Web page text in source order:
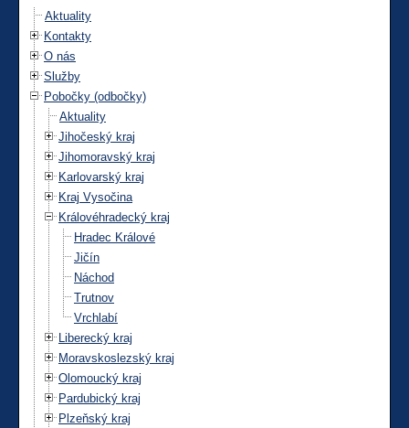
Aktuality
Kontakty
O nás
Služby
Pobočky (odbočky)
Aktuality
Jihočeský kraj
Jihomoravský kraj
Karlovarský kraj
Kraj Vysočina
Královéhradecký kraj
Hradec Králové
Jičín
Náchod
Trutnov
Vrchlabí
Liberecký kraj
Moravskoslezský kraj
Olomoucký kraj
Pardubický kraj
Plzeňský kraj